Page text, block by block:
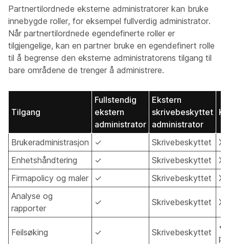
Partnertilordnede eksterne administratorer kan bruke
innebygde roller, for eksempel fullverdig administrator.
Når partnertilordnede egendefinerte roller er
tilgjengelige, kan en partner bruke en egendefinert rolle
til å begrense den eksterne administratorens tilgang til
bare områdene de trenger å administrere.
Tilgang
Fullstendig
ekstern
administrator
Ekstern
skrivebeskyttet
administrator
Brukeradministrasjon ✓ Skrivebeskyttet
X
Enhetshåndtering
✓ Skrivebeskyttet
X
Firmapolicy og maler
✓ Skrivebeskyttet
X
Analyse og
rapporter
✓ Skrivebeskyttet X
Feilsøking ✓ Skrivebeskyttet
✔